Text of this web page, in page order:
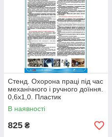
Стенд. Охорона праці під час
механічного і ручного доїння.
0,6х1,0. Пластик
В наявності
825 ₴